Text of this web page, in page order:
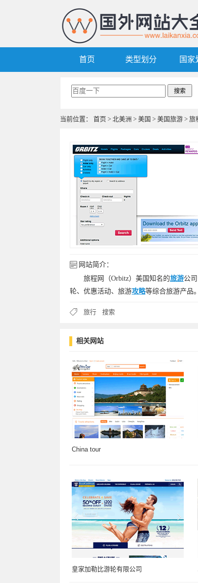
首页 类型划分 国家
当前位置： 首页 > 北美洲 > 美国 > 美国旅游 > 旅
网站简介：
旅程网（Orbitz）美国知名的旅游公
轮、优惠活动、旅游攻略等综合旅游产品。
旅行 搜索
相关网站
China tour
皇家加勒比游轮有限公司